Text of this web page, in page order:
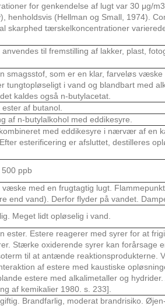
for genkendelse af lugt var 30 μg/
henholdsvis (Hellman og Small, 1974).
skarphed tærskelkoncentrationer
til fremstilling af lakker, plast,
smagsstof, som er en klar, farveløs
tungtopløseligt i vand og blandbart med
kaldes også n-butylacetat.
af butanol.
af n-butylalkohol med eddikesyre.
med eddikesyre i nærvær af en
esterificering er afsluttet, destilleres
500 ppb
med en frugtagtig lugt.
end vand). Derfor flyder på vandet.
Meget lidt opløselig i vand.
ester. Estere reagerer med syrer for at
Stærke oxiderende syrer kan forårsage
til at antænde reaktionsprodukterne.
af estere med kaustiske
estere med alkalimetaller og hydrider.
af kemikalier 1980. s. 233].
Brandfarlig, moderat brandrisiko.